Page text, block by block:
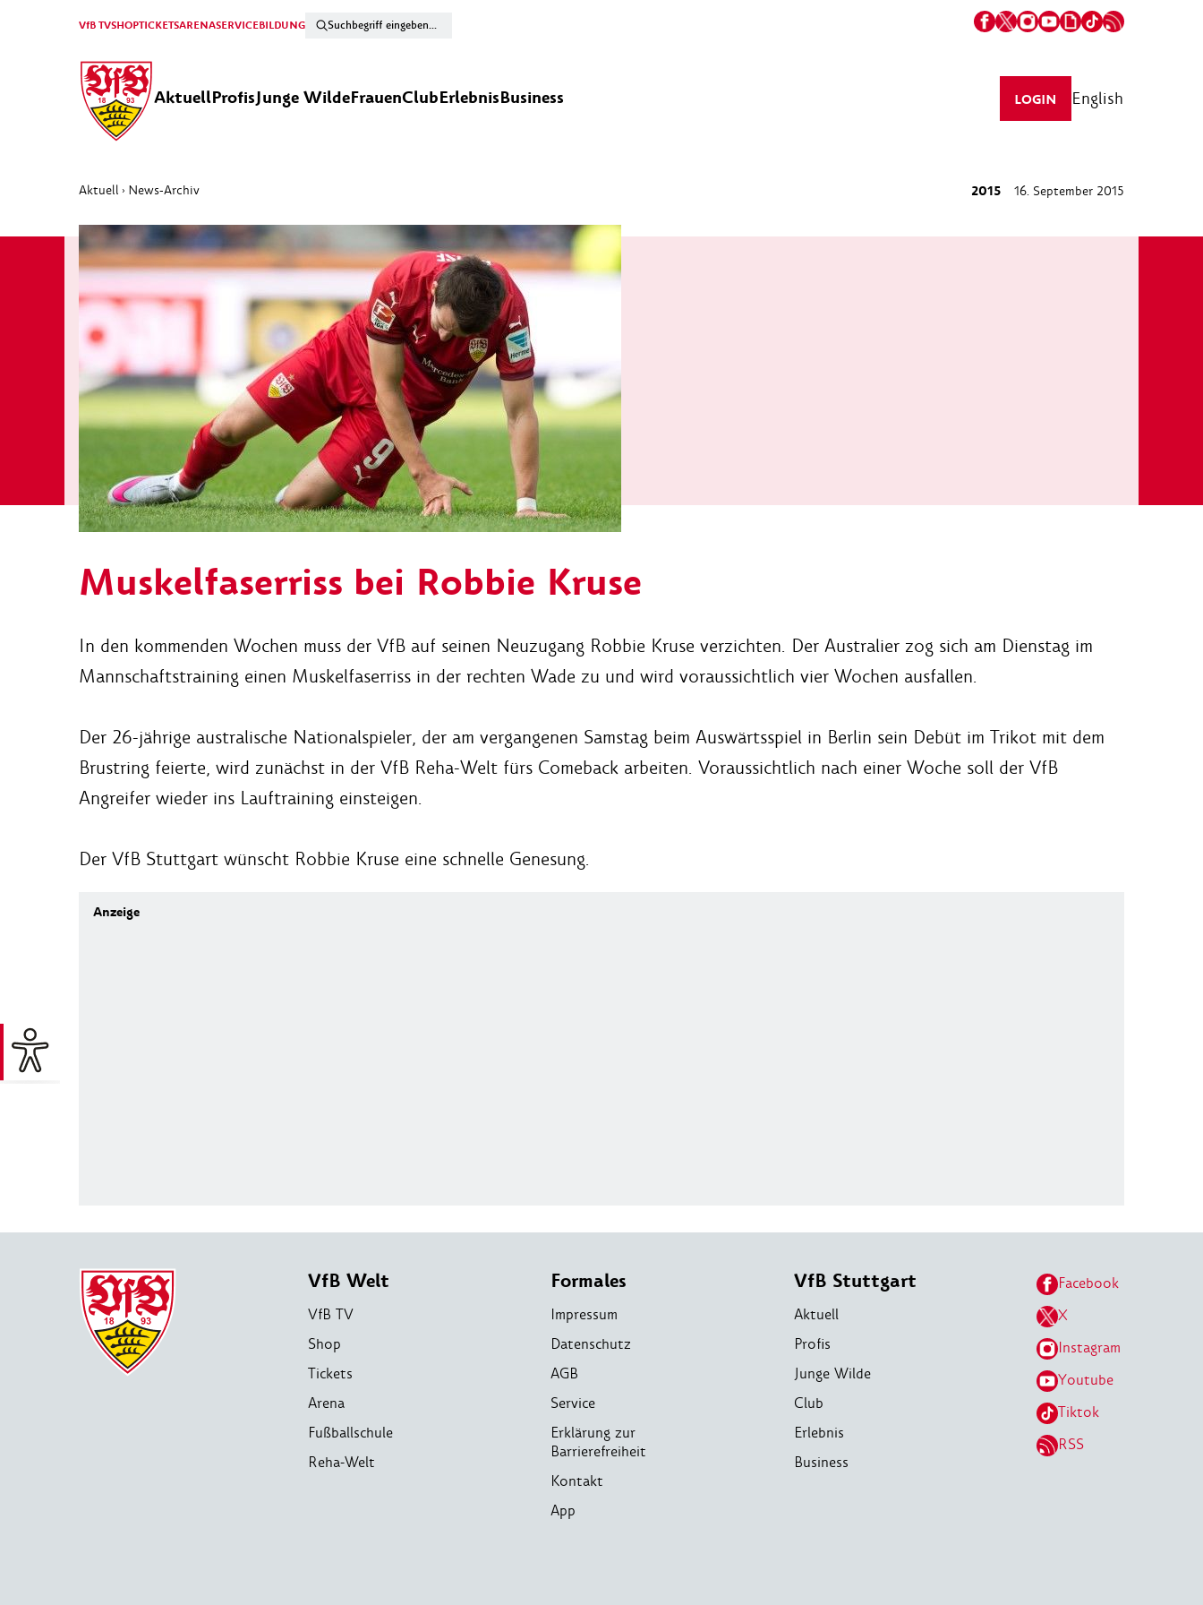
VfB TVSHOPTICKETSARENASERVICEBILDUNG
AktuellProfisJunge WildeFrauenClubErlebnisBusiness LOGIN English
Aktuell › News-Archiv 2015 16. September 2015
Muskelfaserriss bei Robbie Kruse
In den kommenden Wochen muss der VfB auf seinen Neuzugang Robbie Kruse verzichten. Der Australier zog sich am Dienstag im
Mannschaftstraining einen Muskelfaserriss in der rechten Wade zu und wird voraussichtlich vier Wochen ausfallen.
Der 26-jährige australische Nationalspieler, der am vergangenen Samstag beim Auswärtsspiel in Berlin sein Debüt im Trikot mit dem
Brustring feierte, wird zunächst in der VfB Reha-Welt fürs Comeback arbeiten. Voraussichtlich nach einer Woche soll der VfB
Angreifer wieder ins Lauftraining einsteigen.
Der VfB Stuttgart wünscht Robbie Kruse eine schnelle Genesung.
VfB Welt
VfB TV
Shop
Tickets
Arena
Fußballschule
Reha-Welt
Formales
Impressum
Datenschutz
AGB
Service
Erklärung zur
Barrierefreiheit
Kontakt
App
VfB Stuttgart
Aktuell
Profis
Junge Wilde
Club
Erlebnis
Business
Facebook
X
Instagram
Youtube
Tiktok
RSS